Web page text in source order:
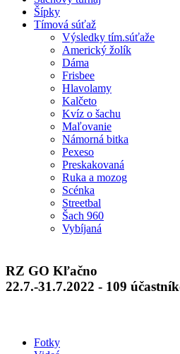
Šípky
Tímová súťaž
Výsledky tím.súťaže
Americký žolík
Dáma
Frisbee
Hlavolamy
Kalčeto
Kvíz o šachu
Maľovanie
Námorná bitka
Pexeso
Preskakovaná
Ruka a mozog
Scénka
Streetbal
Šach 960
Vybíjaná
RZ GO Kľačno
22.7.-31.7.2022 - 109
Fotky